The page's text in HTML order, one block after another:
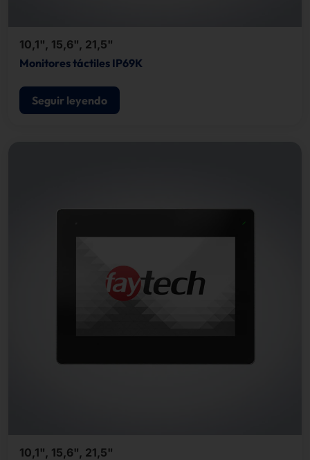
10,1", 15,6", 21,5"
Monitores táctiles IP69K
Seguir leyendo
10,1", 15,6", 21,5"